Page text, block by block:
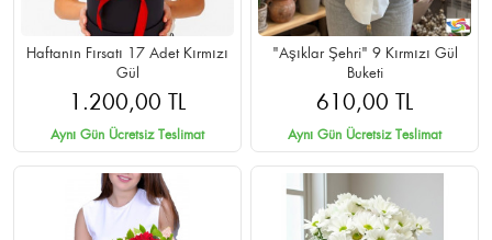
Haftanın Fırsatı 17 Adet Kırmızı
Gül
1.200,00 TL
Aynı Gün Ücretsiz Teslimat
"Aşıklar Şehri" 9 Kırmızı Gül
Buketi
610,00 TL
Aynı Gün Ücretsiz Teslimat